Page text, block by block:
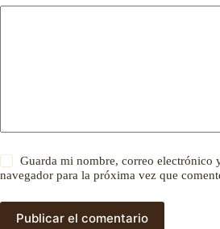
Guarda mi nombre, correo electrónico
navegador para la próxima vez que
Publicar el comentario